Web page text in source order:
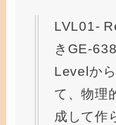
LVL01-
きGE-
Levelか
て、物理
成して作